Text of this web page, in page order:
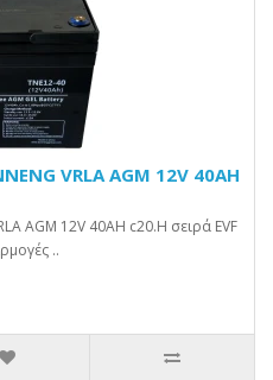
VRLA AGM 12V 40AH
AGM 12V 40AH c20.Η σειρά EVF
..